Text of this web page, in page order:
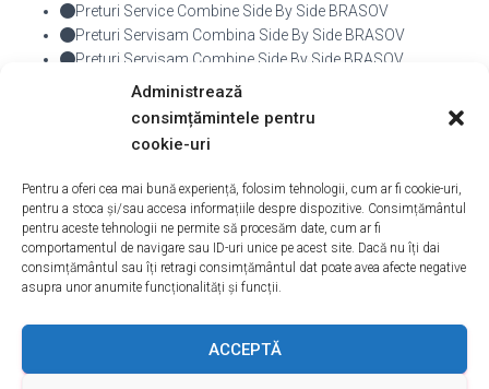
Administrează
consimțămintele pentru
cookie-uri
Pentru a oferi cea mai bună experiență, folosim tehnologii, cum ar fi cookie-uri,
pentru a stoca și/sau accesa informațiile despre dispozitive. Consimțământul
pentru aceste tehnologii ne permite să procesăm date, cum ar fi
comportamentul de navigare sau ID-uri unice pe acest site. Dacă nu îți dai
consimțământul sau îți retragi consimțământul dat poate avea afecte negative
asupra unor anumite funcționalități și funcții.
ACCEPTĂ
Preturi Service Combine Side By Side BRASOV
Preturi Servisam Combina Side By Side BRASOV
Preturi Servisam Combine Side By Side BRASOV
Preturi Servisez Combina Side By Side BRASOV
DESPRE NOI SERVICII